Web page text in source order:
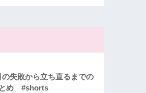
の失敗から立ち直るまでの
め #shorts